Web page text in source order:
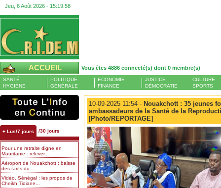
Jeu, 6 Août 2026 - 15:19:59
ACCUEIL Vous êtes 4886 connecté(s) dont 0 membre(s)
SANTÉ
HYGIÈNE
POLITIQUE
GÉNÉRALE
ECONOMIE
FINANCE
JUSTICE
DÉMOCRATIE
CULTURE
SPORTS
+ Lus/7 jours /30 jours
Pour une retraite digne en
Mauritanie : relever...
Aéroport de Nouakchott : baisse
des tarifs du...
Vidéo. Sénégal : les propos de
Cheikh Tidiane...
10-09-2025 11:54 - Nouakchott : 35 jeunes
ambassadeurs de la Santé de la
[Photo/REPORTAGE]